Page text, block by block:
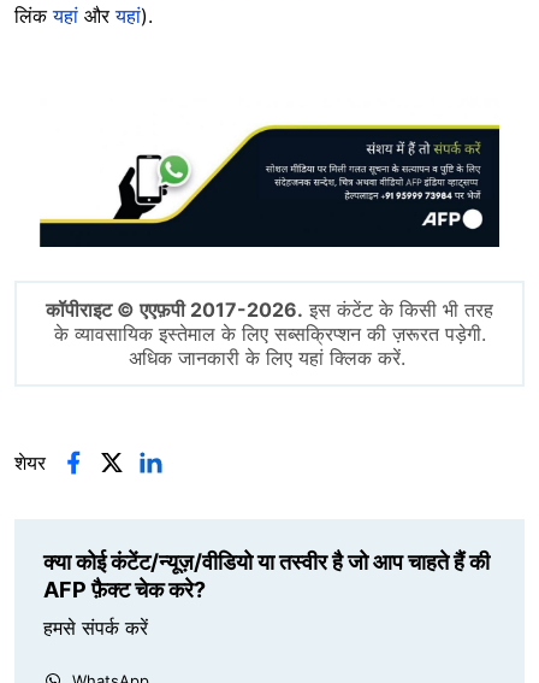
लिंकयहां औरयहां).
कॉपीराइट © एएफ़पी 2017-2026. इस कंटेंट के किसी भी तरह
के व्यावसायिक इस्तेमाल के लिए सब्सक्रिप्शन की ज़रूरत पड़ेगी.
अधिक जानकारी के लिए यहां क्लिक करें.
शेयर
क्या कोई कंटेंट/न्यूज़/वीडियो या तस्वीर है जो आप चाहते हैं की
AFP फ़ैक्ट चेक करे?
हमसे संपर्क करें